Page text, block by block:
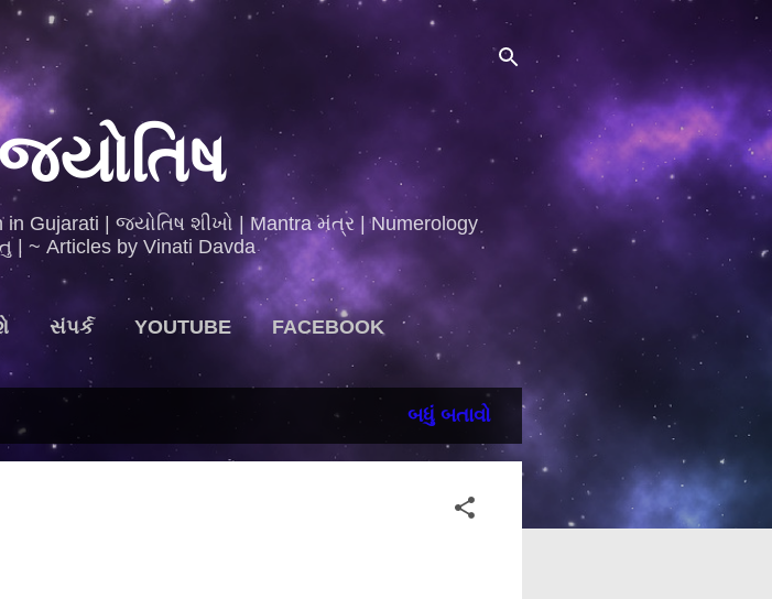
પર જાઓ
Gujarati | જ્યોતિષ શીખો | Mantra મંત્ર | Numerology
| ~ Articles by Vinati Davda
સંપર્ક YOUTUBE FACEBOOK
બધું બતાવો